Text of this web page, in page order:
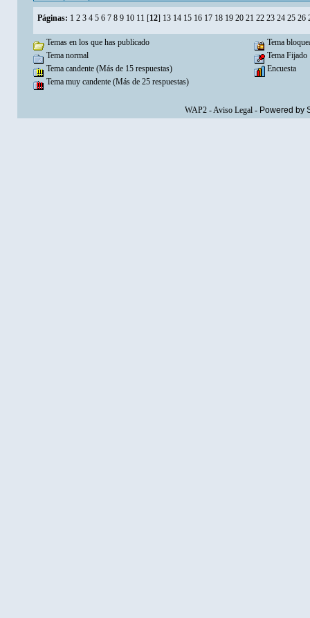
Páginas: 1 2 3 4 5 6 7 8 9 10 11 [12] 13 14 15 16 17 18 19 20 21 22 23 24 25 26
Temas en los que has publicado
Tema normal
Tema candente (Más de 15 respuestas)
Tema muy candente (Más de 25 respuestas)
Tema
Tema Fijado
Encuesta
WAP2-Aviso Legal- Powered by